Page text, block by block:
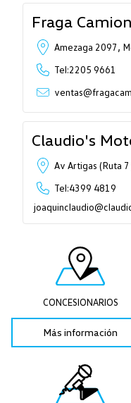
Fraga
Amezaga 2097,
Tel:2205 9661
Claudio's
Av Artigas (Ruta
Tel:4399 4819
CONCESIONARIOS
Más información